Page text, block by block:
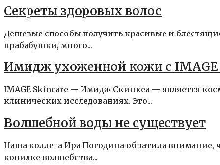
Секреты здоровых волос
Дешевые способы получить красивые и
прабабушки, много...
Имидж ухоженной кожи с IMAGE
IMAGE Skincare — Имидж Скинкеа — является
клинических исследованиях. Это...
Волшебной воды не существует
Наша коллега Ира Погодина обратила внимание,
копилке волшебства...